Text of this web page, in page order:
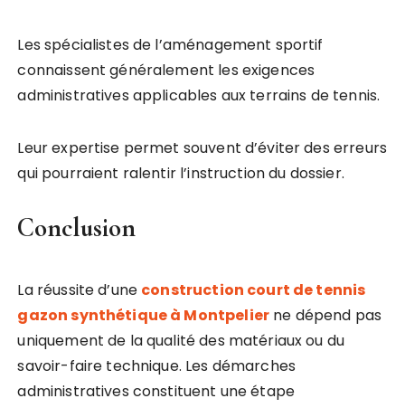
Les spécialistes de l’aménagement sportif
connaissent généralement les exigences
administratives applicables aux terrains de tennis.
Leur expertise permet souvent d’éviter des erreurs
qui pourraient ralentir l’instruction du dossier.
Conclusion
La réussite d’une construction court de tennis
gazon synthétique à Montpelierne dépend pas
uniquement de la qualité des matériaux ou du
savoir-faire technique. Les démarches
administratives constituent une étape